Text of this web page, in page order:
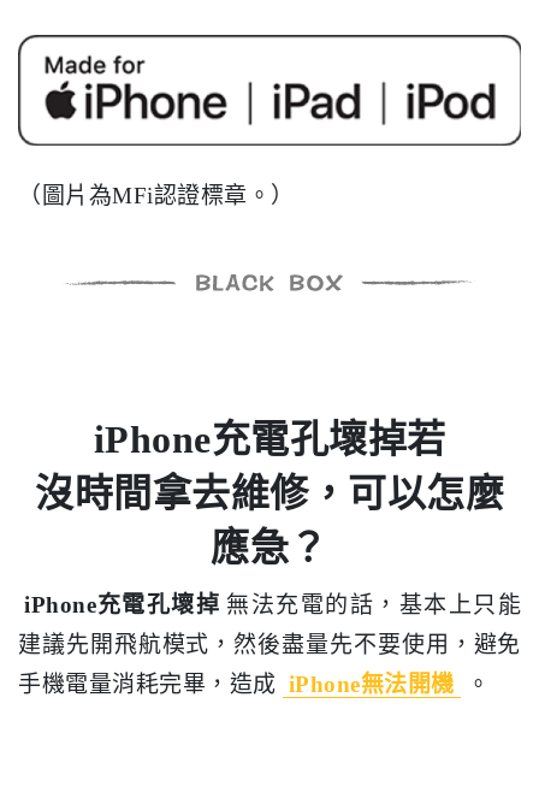
（圖片為MFi認證標章。）
iPhone充電孔壞掉若
沒時間拿去維修，可以怎麼
應急？
iPhone充電孔壞掉 無法充電的話，基本上只能
建議先開飛航模式，然後盡量先不要使用，避免
手機電量消耗完畢，造成 iPhone無法開機 。